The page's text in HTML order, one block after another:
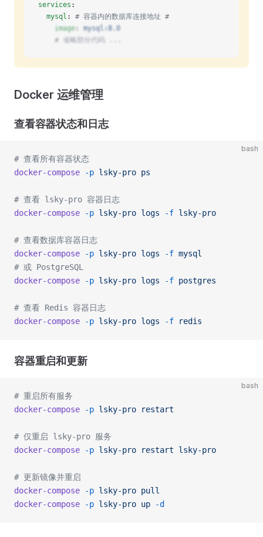
services :
  mysql
: # 容器内的数据库连接地址 #
    image
: mysql:8.0
    # 省略部分代码 ...
Docker 运维管理
查看容器状态和日志
bash
# 查看所有容器状态
docker-compose -p lsky-pro ps
# 查看 lsky-pro 容器日志
docker-compose -p lsky-pro logs -f lsky-pro
# 查看数据库容器日志
docker-compose -p lsky-pro logs -f mysql
# 或 PostgreSQL
docker-compose -p lsky-pro logs -f postgres
# 查看 Redis 容器日志
docker-compose -p lsky-pro logs -f redis
容器重启和更新
bash
# 重启所有服务
docker-compose -p lsky-pro restart
# 仅重启 lsky-pro 服务
docker-compose -p lsky-pro restart lsky-pro
# 更新镜像并重启
docker-compose -p lsky-pro pull
docker-compose -p lsky-pro up -d